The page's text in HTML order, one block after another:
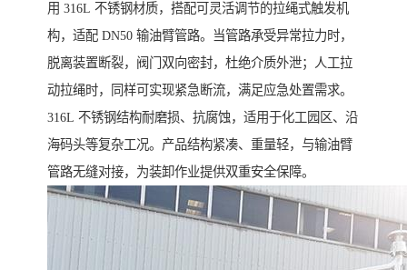
用 316L 不锈钢材质，搭配可灵活调节的拉绳式触发机
构，适配 DN50 输油臂管路。当管路承受异常拉力时，
脱离装置断裂，阀门双向密封，杜绝介质外泄；人工拉
动拉绳时，同样可实现紧急断流，满足应急处置需求。
316L 不锈钢结构耐磨损、抗腐蚀，适用于化工园区、沿
海码头等复杂工况。产品结构紧凑、重量轻，与输油臂
管路无缝对接，为装卸作业提供双重安全保障。